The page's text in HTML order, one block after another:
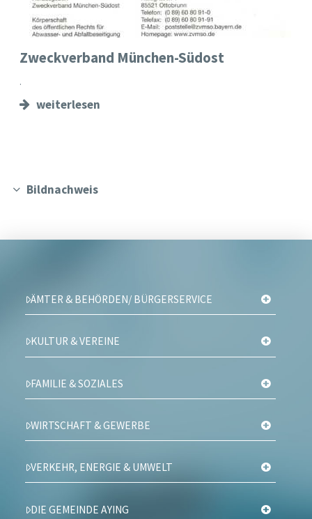
Zweckverband München-Südost
.
weiterlesen
Bildnachweis
ÄMTER & BEHÖRDEN/ BÜRGERSERVICE
KULTUR & VEREINE
FAMILIE & SOZIALES
WIRTSCHAFT & GEWERBE
VERKEHR, ENERGIE & UMWELT
DIE GEMEINDE AYING